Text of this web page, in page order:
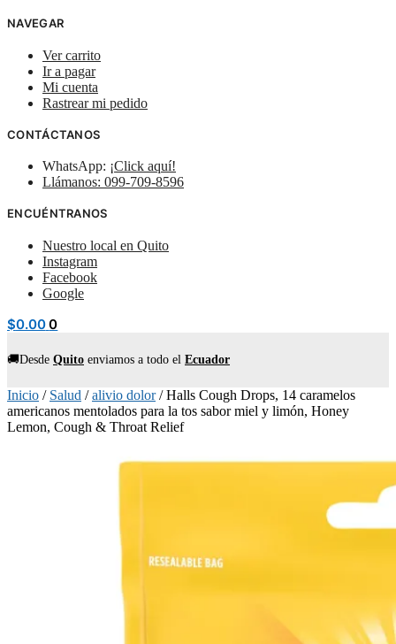
NAVEGAR
Ver carrito
Ir a pagar
Mi cuenta
Rastrear mi pedido
CONTÁCTANOS
WhatsApp: ¡Click aquí!
Llámanos: 099-709-8596
ENCUÉNTRANOS
Nuestro local en Quito
Instagram
Facebook
Google
$0.00 0
🚚Desde Quito enviamos a todo el Ecuador
Inicio / Salud /alivio dolor/Halls Cough Drops, 14 caramelos
americanos mentolados para la tos sabor miel y limón, Honey
Lemon, Cough & Throat Relief